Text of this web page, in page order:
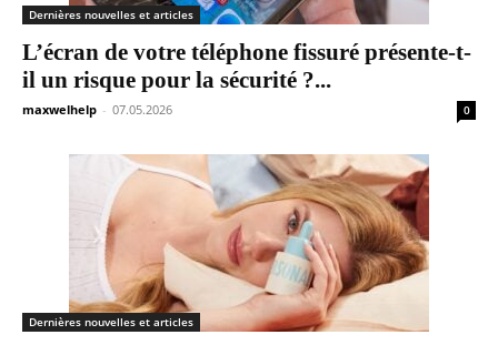
Dernières nouvelles et articles
L’écran de votre téléphone fissuré présente-t-
il un risque pour la sécurité ?...
maxwelhelp - 07.05.2026 0
Dernières nouvelles et articles